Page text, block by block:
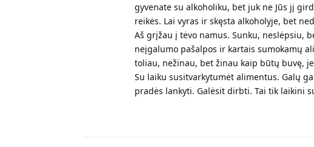
gyvenate su alkoholiku, bet juk ne Jūs jį
reikės. Lai vyras ir skęsta alkoholyje, bet
Aš grįžau į tėvo namus. Sunku, neslėpsiu,
neįgalumo pašalpos ir kartais sumokamų
toliau, nežinau, bet žinau kaip būtų buvę,
Su laiku susitvarkytumėt alimentus. Galų
pradės lankyti. Galėsit dirbti. Tai tik laikini